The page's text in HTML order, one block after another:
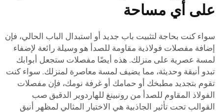
أي مساحة
كنت بحاجة لتثبيت باب جديد أو استبدال الباب الحالي، فإن
مفصلات فولاذية مقاومة للصدأ هو وسيلة رائعة لإضفاء
عصرية على منزلك. هذه أيضًا مفصلات ستجعل أبوابك
أنيقة وحديثة، مما يضيف لمسة معاصرة لمنزلك. سواء كنت
بتجديد مطبخك أو حمامك أو غرفة نومك، فإن مفصلات
المقاوم للصدأ من رونبينغ للهاردوير الدقيقصب
تحت تأثير الجاذبيةهي الاختيار المثالي لمظهر أنيق